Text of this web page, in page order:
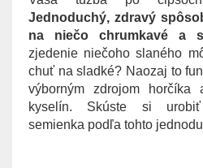
Jednoduchý, zdravý
na niečo chrumkavé a
zjedenie niečoho slaného
chuť na sladké? Naozaj to
výborným zdrojom horčíka
kyselín. Skúste si
semienka podľa tohto